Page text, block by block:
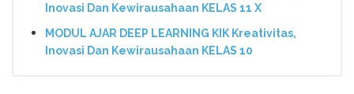
Inovasi Dan Kewirausahaan KELAS 11 X
MODUL AJAR DEEP LEARNING KIK Kreativitas,
Inovasi Dan Kewirausahaan KELAS 10